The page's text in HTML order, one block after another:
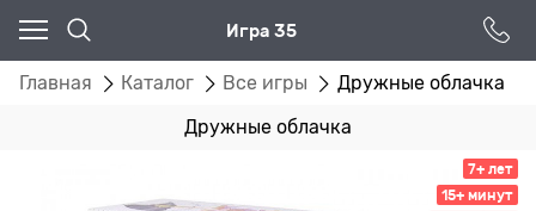
Игра 35
Главная Каталог Все игры Дружные облачка
Дружные облачка
7+ лет
15+ минут